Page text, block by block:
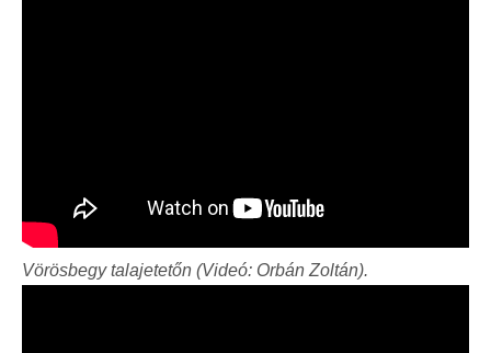
Vörösbegy talajetetőn (Videó: Orbán Zoltán).